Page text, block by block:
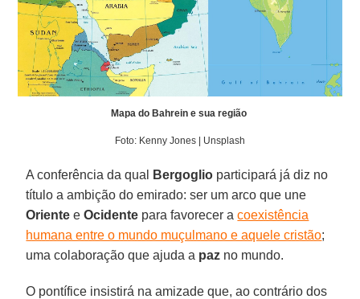
Mapa do Bahrein e sua região
Foto: Kenny Jones | Unsplash
A conferência da qual Bergoglio participará já diz no
título a ambição do emirado: ser um arco que une
Oriente eOcidente para favorecer acoexistência
humana entre o mundo muçulmano e aquele cristão;
uma colaboração que ajuda a paz no mundo.
O pontífice insistirá na amizade que, ao contrário dos